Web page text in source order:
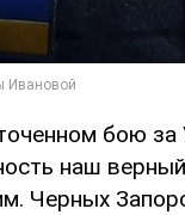
бою за
наш
Черных